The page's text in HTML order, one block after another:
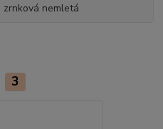
zrnková nemletá
3